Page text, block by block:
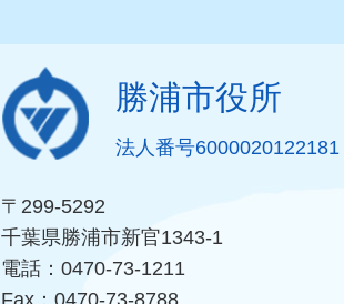
勝浦市役所
法人番号6000020122181
〒299-5292
千葉県勝浦市新官1343-1
電話：0470-73-1211
Fax：0470-73-8788